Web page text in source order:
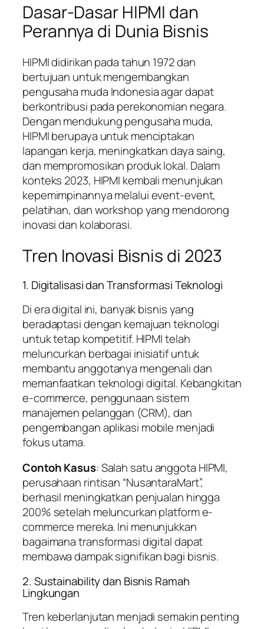
Dasar-Dasar HIPMI dan
Perannya di Dunia Bisnis
HIPMI didirikan pada tahun 1972 dan
bertujuan untuk mengembangkan
pengusaha muda Indonesia agar dapat
berkontribusi pada perekonomian negara.
Dengan mendukung pengusaha muda,
HIPMI berupaya untuk menciptakan
lapangan kerja, meningkatkan daya saing,
dan mempromosikan produk lokal. Dalam
konteks 2023, HIPMI kembali menunjukan
kepemimpinannya melalui event-event,
pelatihan, dan workshop yang mendorong
inovasi dan kolaborasi.
Tren Inovasi Bisnis di 2023
1. Digitalisasi dan Transformasi Teknologi
Di era digital ini, banyak bisnis yang
beradaptasi dengan kemajuan teknologi
untuk tetap kompetitif. HIPMI telah
meluncurkan berbagai inisiatif untuk
membantu anggotanya mengenali dan
memanfaatkan teknologi digital. Kebangkitan
e-commerce, penggunaan sistem
manajemen pelanggan (CRM), dan
pengembangan aplikasi mobile menjadi
fokus utama.
Contoh Kasus: Salah satu anggota HIPMI,
perusahaan rintisan “NusantaraMart”,
berhasil meningkatkan penjualan hingga
200% setelah meluncurkan platform e-
commerce mereka. Ini menunjukkan
bagaimana transformasi digital dapat
membawa dampak signifikan bagi bisnis.
2. Sustainability dan Bisnis Ramah
Lingkungan
Tren keberlanjutan menjadi semakin penting